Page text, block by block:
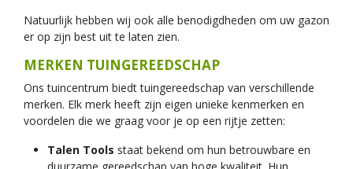
Natuurlijk hebben wij ook alle benodigdheden om uw gazon
er op zijn best uit te laten zien.
MERKEN TUINGEREEDSCHAP
Ons tuincentrum biedt tuingereedschap van verschillende
merken. Elk merk heeft zijn eigen unieke kenmerken en
voordelen die we graag voor je op een rijtje zetten:
Talen Tools staat bekend om hun betrouwbare en